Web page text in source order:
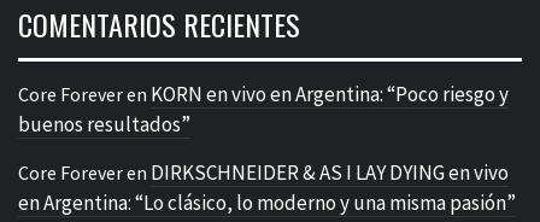
COMENTARIOS RECIENTES
Core Foreveren KORN en vivo en Argentina: “Poco riesgo y
buenos resultados”
Core Foreveren DIRKSCHNEIDER & AS I LAY DYING en vivo
en Argentina: “Lo clásico, lo moderno y una misma pasión”